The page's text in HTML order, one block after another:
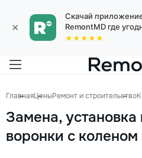
×
Скачай
RemontMD где
★★★★★
ГлавнаяЦеныРемонт и строительство
Замена, установка
воронки с коленом